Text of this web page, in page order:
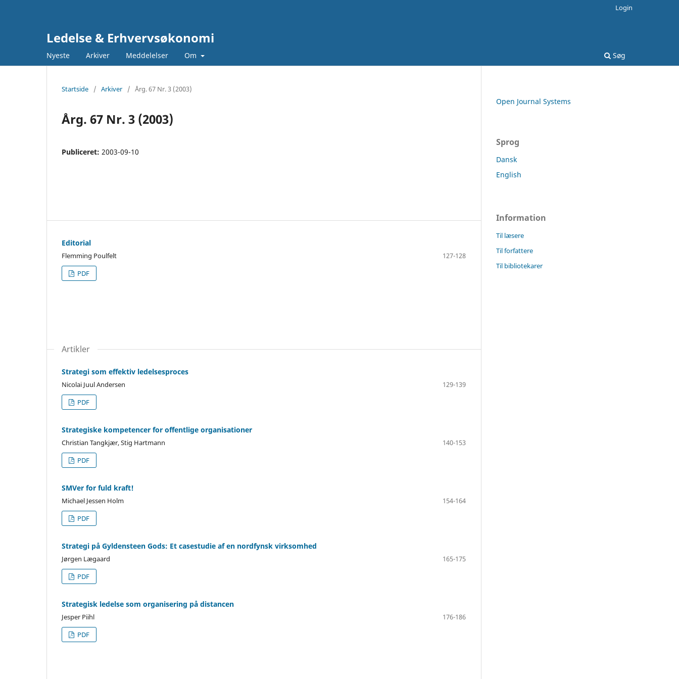
Ledelse & Erhvervsøkonomi
Nyeste Arkiver Meddelelser Om Søg
Login
Startside / Arkiver / Årg. 67 Nr. 3 (2003)
Årg. 67 Nr. 3 (2003)
Publiceret: 2003-09-10
Editorial
Flemming Poulfelt
127-128
PDF
Artikler
Strategi som effektiv ledelsesproces
Nicolai Juul Andersen
129-139
PDF
Strategiske kompetencer for offentlige organisationer
Christian Tangkjær, Stig Hartmann
140-153
PDF
SMVer for fuld kraft!
Michael Jessen Holm
154-164
PDF
Strategi på Gyldensteen Gods: Et casestudie af en nordfynsk virksomhed
Jørgen Lægaard
165-175
PDF
Strategisk ledelse som organisering på distancen
Jesper Piihl
176-186
PDF
Open Journal Systems
Sprog
Dansk
English
Information
Til læsere
Til forfattere
Til bibliotekarer